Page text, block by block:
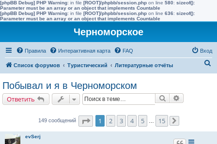
[phpBB Debug] PHP Warning: in file [ROOT]/phpbb/session.php on line 580: sizeof():
Parameter must be an array or an object that implements Countable
[phpBB Debug] PHP Warning: in file [ROOT]/phpbb/session.php on line 636: sizeof():
Parameter must be an array or an object that implements Countable
Черноморское
Правила Интерактивная карта FAQ Вход
Список форумов Туристический Литературные отчёты
Побывал и я в Черноморском
Ответить Поиск
149 сообщений Страница1 из
1 2 3 4 5 15
evSerj